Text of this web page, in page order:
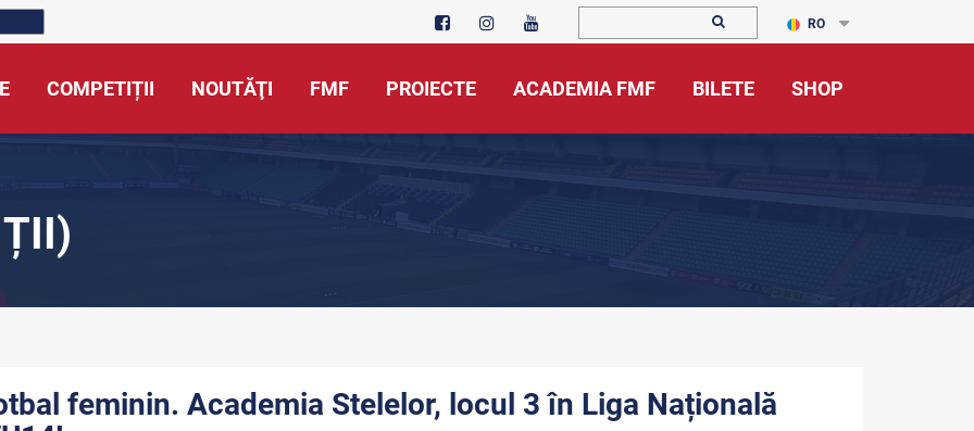
RO
COMPETIȚII NOUTĂŢI FMF PROIECTE ACADEMIA FMF BILETE SHOP
feminin. Academia Stelelor, locul 3 în Liga Națională